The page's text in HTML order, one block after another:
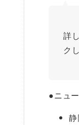
詳
ク
●ニュ